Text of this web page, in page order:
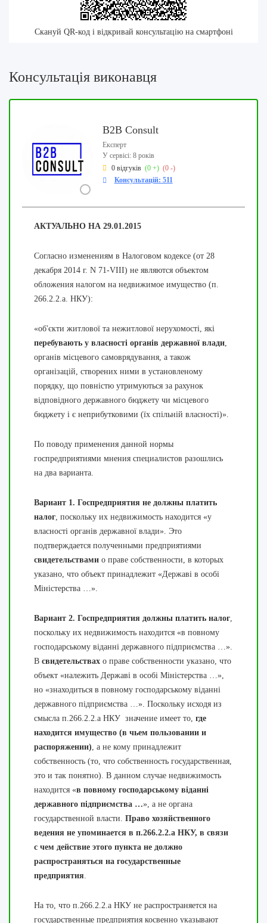
Скануй QR-код і відкривай консультацію на смартфоні
Консультація виконавця
B2B Consult
Експерт
У сервісі: 8 років
0 відгуків (0 +) (0 -)
Консультацій: 511
АКТУАЛЬНО НА 29.01.2015
Согласно изменениям в Налоговом кодексе (от 28
декабря 2014 г. N 71-VІІІ) не являются объектом
обложения налогом на недвижимое имущество (п.
266.2.2.а. НКУ):
«об'єкти житлової та нежитлової нерухомості, які
перебувають у власності органів державної влади,
органів місцевого самоврядування, а також
організацій, створених ними в установленому
порядку, що повністю утримуються за рахунок
відповідного державного бюджету чи місцевого
бюджету і є неприбутковими (їх спільній власності)».
По поводу применения данной нормы
госпредприятиями мнения специалистов разошлись
на два варианта.
Вариант 1. Госпредприятия не должны платить
налог, поскольку их недвижимость находится «у
власності органів державної влади». Это
подтверждается полученными предприятиями
свидетельствами о праве собственности, в которых
указано, что объект принадлежит «Державі в особі
Міністерства …».
Вариант 2. Госпредприятия должны платить налог,
поскольку их недвижимость находится «в повному
господарському віданні державного підприємства …».
В свидетельствах о праве собственности указано, что
объект «належить Державі в особі Міністерства …»,
но «знаходиться в повному господарському віданні
державного підприємства …». Поскольку исходя из
смысла п.266.2.2.а НКУ значение имеет то, где
находится имущество (в чьем пользовании и
распоряжении), а не кому принадлежит
собственность (то, что собственность государственная,
это и так понятно). В данном случае недвижимость
находится «в повному господарському віданні
державного підприємства …», а не органа
государственной власти. Право хозяйственного
ведения не упоминается в п.266.2.2.а НКУ, в связи
с чем действие этого пункта не должно
распространяться на государственные
предприятия.
На то, что п.266.2.2.а НКУ не распространяется на
государственные предприятия косвенно указывают